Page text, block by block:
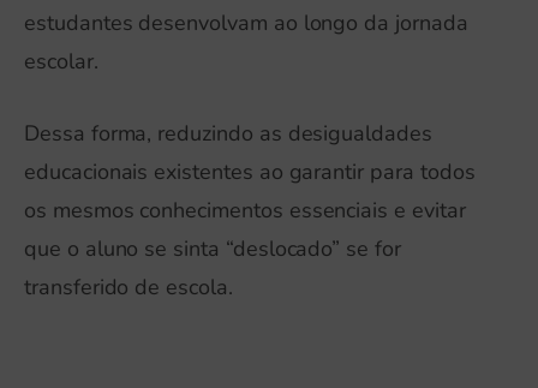
estudantes desenvolvam ao longo da jornada
escolar.
Dessa forma, reduzindo as desigualdades
educacionais existentes ao garantir para todos
os mesmos conhecimentos essenciais e evitar
que o aluno se sinta “deslocado” se for
transferido de escola.